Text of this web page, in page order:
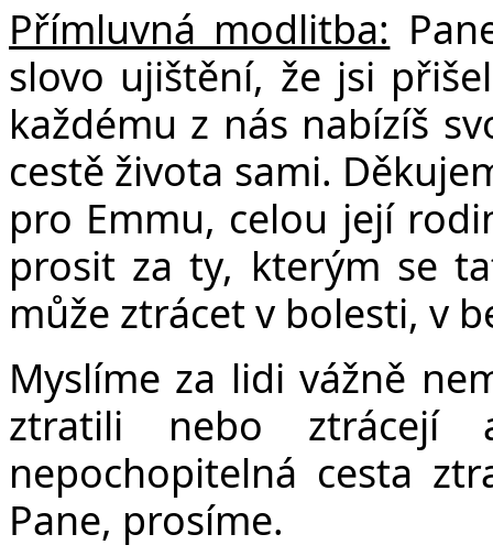
Přímluvná modlitba:
slovo ujištění, že jsi
každému z nás nabízíš
cestě života sami.
pro Emmu, celou její
prosit za ty, kterým se
může ztrácet v bolesti, v
Myslíme za lidi vážně
ztratili nebo
nepochopitelná cesta
Pane, prosíme.